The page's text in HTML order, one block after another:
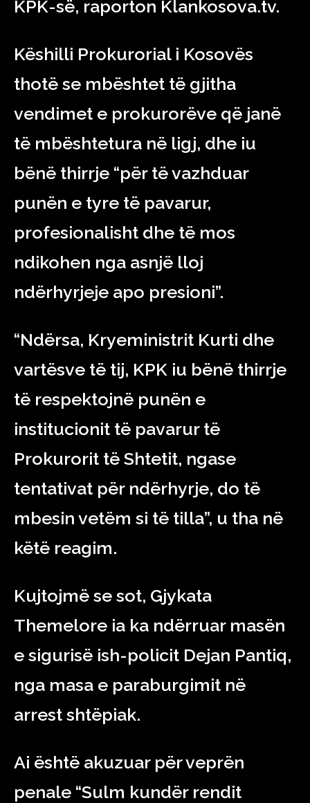
KPK-së, raporton Klankosova.tv.
Këshilli Prokurorial i Kosovës
thotë se mbështet të gjitha
vendimet e prokurorëve që janë
të mbështetura në ligj, dhe iu
bënë thirrje “për të vazhduar
punën e tyre të pavarur,
profesionalisht dhe të mos
ndikohen nga asnjë lloj
ndërhyrjeje apo presioni”.
“Ndërsa, Kryeministrit Kurti dhe
vartësve të tij, KPK iu bënë thirrje
të respektojnë punën e
institucionit të pavarur të
Prokurorit të Shtetit, ngase
tentativat për ndërhyrje, do të
mbesin vetëm si të tilla”, u tha në
këtë reagim.
Kujtojmë se sot, Gjykata
Themelore ia ka ndërruar masën
e sigurisë ish-policit Dejan Pantiq,
nga masa e paraburgimit në
arrest shtëpiak.
Ai është akuzuar për veprën
penale “Sulm kundër rendit